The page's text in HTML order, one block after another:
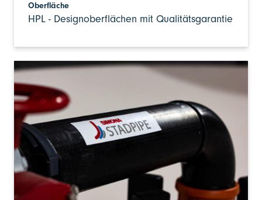
Oberfläche
HPL - Designoberflächen mit Qualitätsgarantie